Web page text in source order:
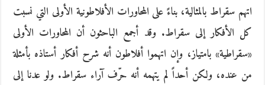
اتهم سقراط بالمثالية، بناءً على المحاورات الأفلاطونية الأولى التي نسبت
كل الأفكار إلى سقراط. وقد أجمع الباحثون أن المحاورات الأولى
«سقراطية» بامتياز، وإن اتهموا أفلاطون أنه شرح أفكار أستاذه بأمثلة
من عنده، ولكن أحداً لم يتهمه أنه حرّف آراء سقراط. ولو عدنا إلى